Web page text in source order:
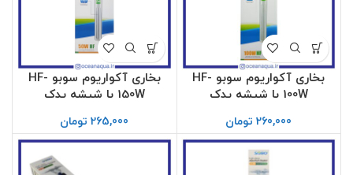
بخاری آکواریوم سوبو HF-
100W با شیشه یدک
260,000 تومان
بخاری آکواریوم سوبو HF-
150W با شیشه یدک
265,000 تومان